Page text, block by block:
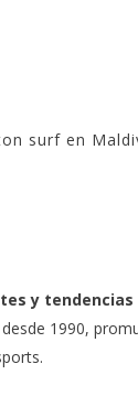
surf en
y tendencias
1990,